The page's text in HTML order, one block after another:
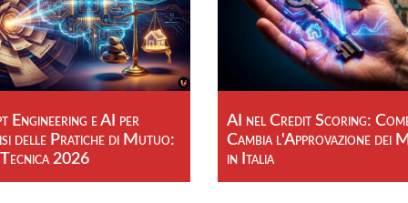
Engineering e AI per
delle Pratiche di Mutuo:
2026
AI nel Credit Scoring:
Cambia l'Approvazione dei
in Italia